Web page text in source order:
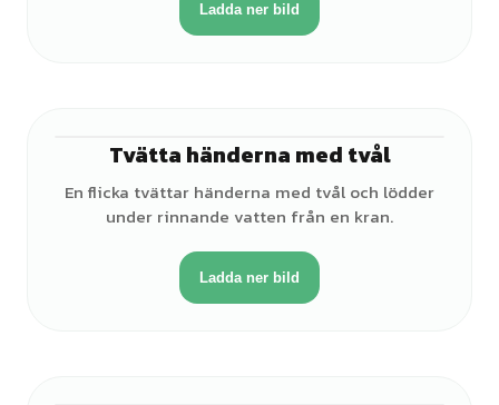
Ladda ner bild
Tvätta händerna med tvål
En flicka tvättar händerna med tvål och lödder
under rinnande vatten från en kran.
Ladda ner bild